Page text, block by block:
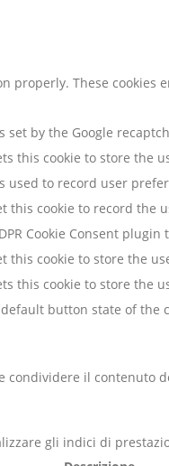
properly. These
set by the Google
this cookie to store the
used to record user
this cookie to record the
Cookie Consent
this cookie to store the
this cookie to store the
button state of the
il
gli indici di